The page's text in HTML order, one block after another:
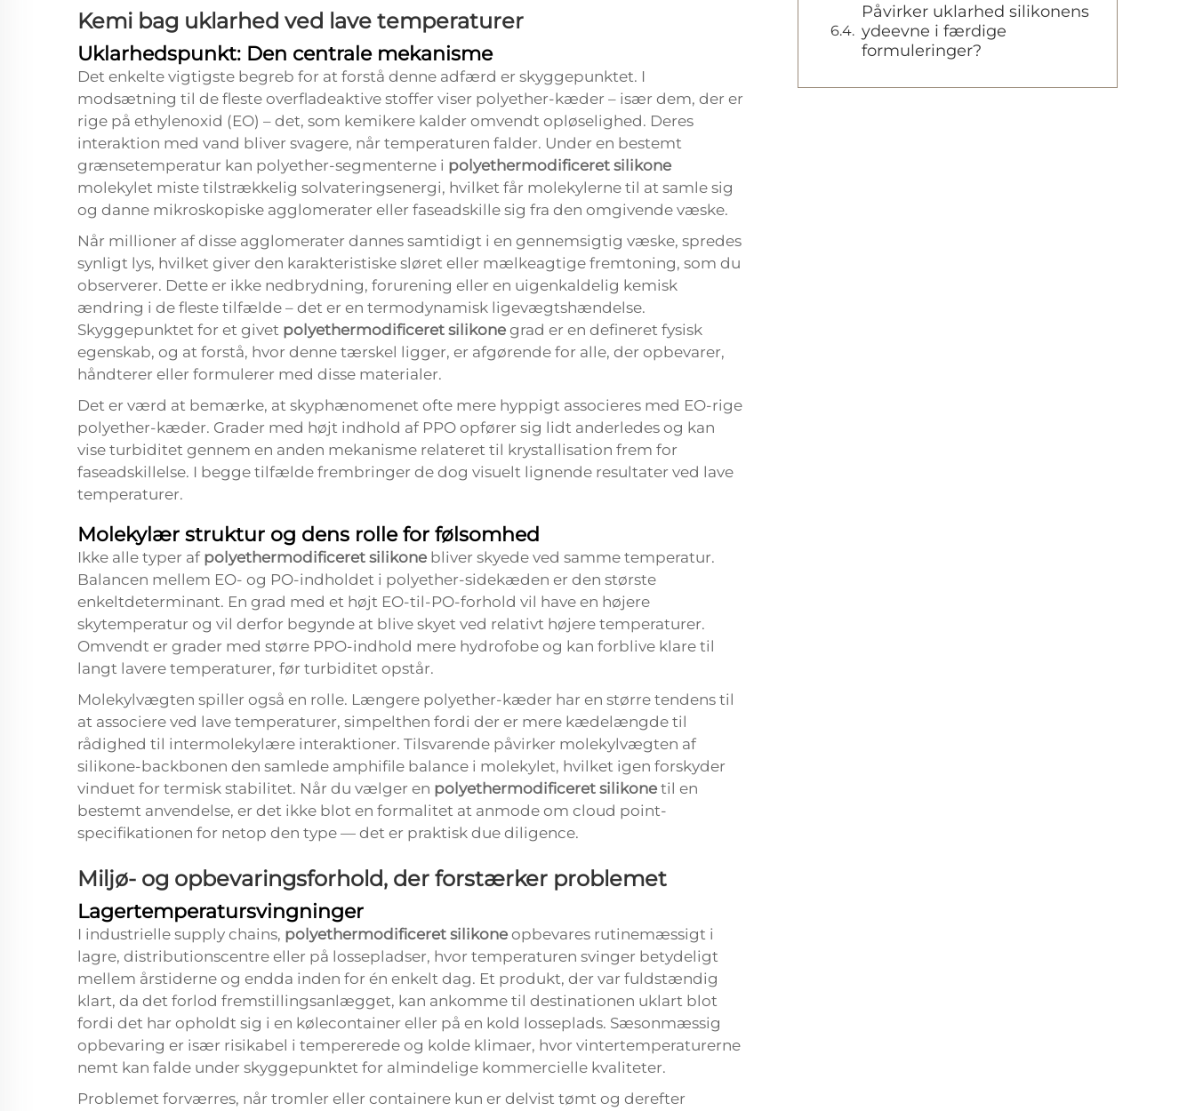
Kemi bag uklarhed ved lave temperaturer
Uklarhedspunkt: Den centrale mekanisme
Det enkelte vigtigste begreb for at forstå denne adfærd er skyggepunktet. I
modsætning til de fleste overfladeaktive stoffer viser polyether-kæder – især dem, der er
rige på ethylenoxid (EO) – det, som kemikere kalder omvendt opløselighed. Deres
interaktion med vand bliver svagere, når temperaturen falder. Under en bestemt
grænsetemperatur kan polyether-segmenterne i polyethermodificeret silikone
molekylet miste tilstrækkelig solvateringsenergi, hvilket får molekylerne til at samle sig
og danne mikroskopiske agglomerater eller faseadskille sig fra den omgivende væske.
Når millioner af disse agglomerater dannes samtidigt i en gennemsigtig væske, spredes
synligt lys, hvilket giver den karakteristiske sløret eller mælkeagtige fremtoning, som du
observerer. Dette er ikke nedbrydning, forurening eller en uigenkaldelig kemisk
ændring i de fleste tilfælde – det er en termodynamisk ligevægtshændelse.
Skyggepunktet for et givet polyethermodificeret silikone grad er en defineret fysisk
egenskab, og at forstå, hvor denne tærskel ligger, er afgørende for alle, der opbevarer,
håndterer eller formulerer med disse materialer.
Det er værd at bemærke, at skyphænomenet ofte mere hyppigt associeres med EO-rige
polyether-kæder. Grader med højt indhold af PPO opfører sig lidt anderledes og kan
vise turbiditet gennem en anden mekanisme relateret til krystallisation frem for
faseadskillelse. I begge tilfælde frembringer de dog visuelt lignende resultater ved lave
temperaturer.
Molekylær struktur og dens rolle for følsomhed
Ikke alle typer af polyethermodificeret silikone bliver skyede ved samme temperatur.
Balancen mellem EO- og PO-indholdet i polyether-sidekæden er den største
enkeltdeterminant. En grad med et højt EO-til-PO-forhold vil have en højere
skytemperatur og vil derfor begynde at blive skyet ved relativt højere temperaturer.
Omvendt er grader med større PPO-indhold mere hydrofobe og kan forblive klare til
langt lavere temperaturer, før turbiditet opstår.
Molekylvægten spiller også en rolle. Længere polyether-kæder har en større tendens til
at associere ved lave temperaturer, simpelthen fordi der er mere kædelængde til
rådighed til intermolekylære interaktioner. Tilsvarende påvirker molekylvægten af
silikone-backbonen den samlede amphifile balance i molekylet, hvilket igen forskyder
vinduet for termisk stabilitet. Når du vælger en polyethermodificeret silikone til en
bestemt anvendelse, er det ikke blot en formalitet at anmode om cloud point-
specifikationen for netop den type — det er praktisk due diligence.
Miljø- og opbevaringsforhold, der forstærker problemet
Lagertemperatursvingninger
I industrielle supply chains, polyethermodificeret silikone opbevares rutinemæssigt i
lagre, distributionscentre eller på lossepladser, hvor temperaturen svinger betydeligt
mellem årstiderne og endda inden for én enkelt dag. Et produkt, der var fuldstændig
klart, da det forlod fremstillingsanlægget, kan ankomme til destinationen uklart blot
fordi det har opholdt sig i en kølecontainer eller på en kold losseplads. Sæsonmæssig
opbevaring er især risikabel i tempererede og kolde klimaer, hvor vintertemperaturerne
nemt kan falde under skyggepunktet for almindelige kommercielle kvaliteter.
Problemet forværres, når tromler eller containere kun er delvist tømt og derefter
Påvirker uklarhed silikonens
ydeevne i færdige
formuleringer?